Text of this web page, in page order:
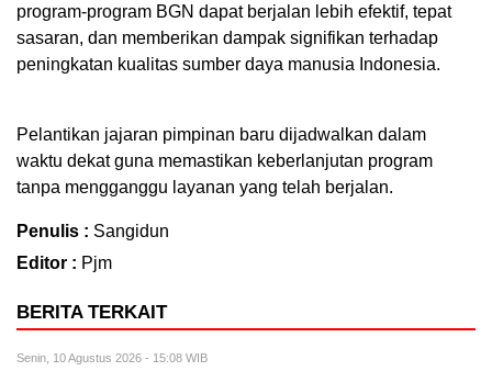
program-program BGN dapat berjalan lebih efektif, tepat
sasaran, dan memberikan dampak signifikan terhadap
peningkatan kualitas sumber daya manusia Indonesia.
Pelantikan jajaran pimpinan baru dijadwalkan dalam
waktu dekat guna memastikan keberlanjutan program
tanpa mengganggu layanan yang telah berjalan.
Penulis : Sangidun
Editor : Pjm
BERITA TERKAIT
Senin, 10 Agustus 2026 - 15:08 WIB